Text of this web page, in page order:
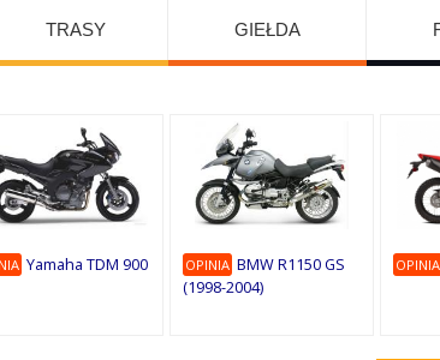
TRASY GIEŁDA
Yamaha TDM 900 OPINIA BMW R1150 GS
(1998-2004)
OPINIA